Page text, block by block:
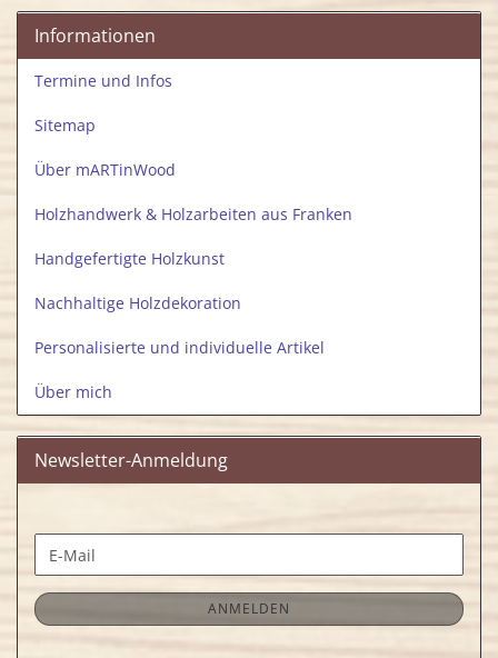
Informationen
Termine und Infos
Sitemap
Über mARTinWood
Holzhandwerk & Holzarbeiten aus Franken
Handgefertigte Holzkunst
Nachhaltige Holzdekoration
Personalisierte und individuelle Artikel
Über mich
Newsletter-Anmeldung
WEITER
ZUR
NEWSLETTER-
ANMELDUNG
E-
Mail
ANMELDEN